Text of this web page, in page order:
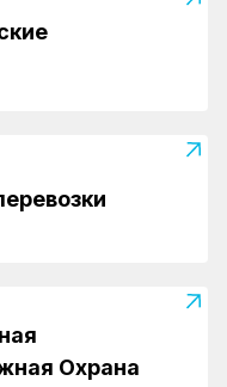
Охрана